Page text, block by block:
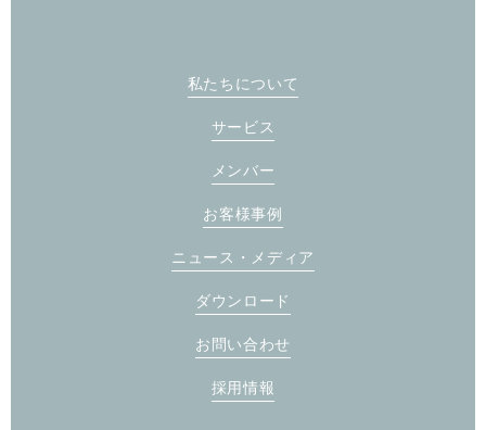
私たちについて
サービス
メンバー
お客様事例
ニュース・メディア
ダウンロード
お問い合わせ
採用情報